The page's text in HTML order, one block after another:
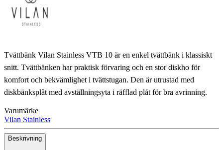
Tvättbänk Vilan Stainless VTB 10 är en enkel tvättbänk i klassiskt
snitt. Tvättbänken har praktisk förvaring och en stor diskho för
komfort och bekvämlighet i tvättstugan. Den är utrustad med
diskbänksplåt med avställningsyta i räfflad plåt för bra avrinning.
Varumärke
Vilan Stainless
Beskrivning